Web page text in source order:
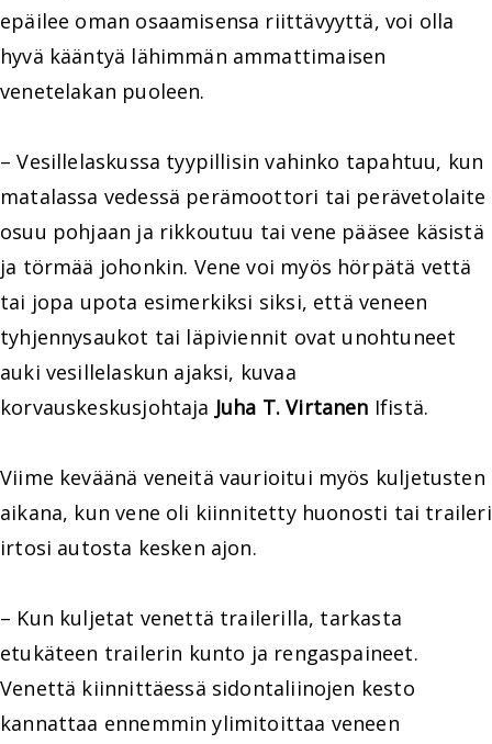
epäilee oman osaamisensa riittävyyttä, voi olla
hyvä kääntyä lähimmän ammattimaisen
venetelakan puoleen.
– Vesillelaskussa tyypillisin vahinko tapahtuu, kun
matalassa vedessä perämoottori tai perävetolaite
osuu pohjaan ja rikkoutuu tai vene pääsee käsistä
ja törmää johonkin. Vene voi myös hörpätä vettä
tai jopa upota esimerkiksi siksi, että veneen
tyhjennysaukot tai läpiviennit ovat unohtuneet
auki vesillelaskun ajaksi, kuvaa
korvauskeskusjohtaja Juha T. Virtanen Ifistä.
Viime keväänä veneitä vaurioitui myös kuljetusten
aikana, kun vene oli kiinnitetty huonosti tai traileri
irtosi autosta kesken ajon.
– Kun kuljetat venettä trailerilla, tarkasta
etukäteen trailerin kunto ja rengaspaineet.
Venettä kiinnittäessä sidontaliinojen kesto
kannattaa ennemmin ylimitoittaa veneen